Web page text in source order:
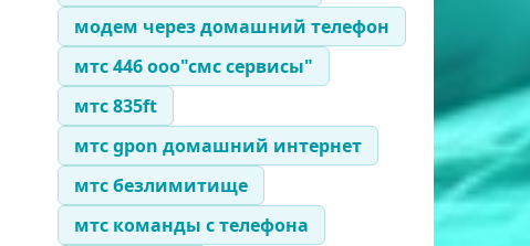
модем через домашний телефон
мтс 446 ооо"смс сервисы"
мтс 835ft
мтс gpon домашний интернет
мтс безлимитище
мтс команды с телефона